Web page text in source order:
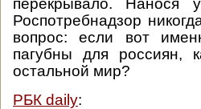
перекрывало. Нанося
Роспотребнадзор
вопрос: если вот
пагубны для россиян,
остальной мир?
РБК daily: